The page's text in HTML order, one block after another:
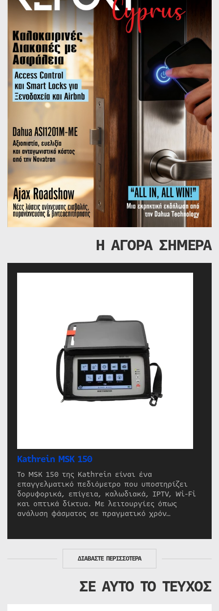
Η ΑΓΟΡΑ ΣΗΜΕΡΑ
Kathrein MSK 150
Το MSK 150 της Kathrein είναι ένα
επαγγελματικό πεδιόμετρο που υποστηρίζει
δορυφορικά, επίγεια, καλωδιακά, IPTV, Wi-Fi
και οπτικά δίκτυα. Με λειτουργίες όπως
ανάλυση φάσματος σε πραγματικό χρόν…
ΔΙΑΒΑΣΤΕ ΠΕΡΙΣΣΟΤΕΡΑ
ΣΕ ΑΥΤΟ ΤΟ ΤΕΥΧΟΣ